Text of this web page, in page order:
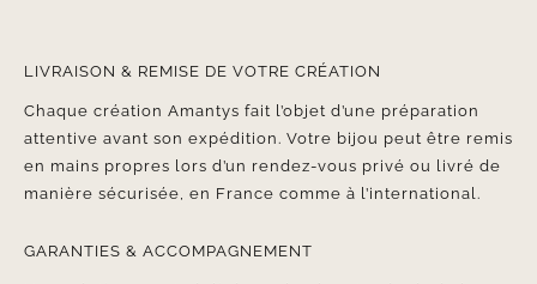
Chaque création Amantys fait l’objet d’une préparation
attentive avant son expédition. Votre bijou peut être remis
en mains propres lors d’un rendez-vous privé ou livré de
manière sécurisée, en France comme à l’international.